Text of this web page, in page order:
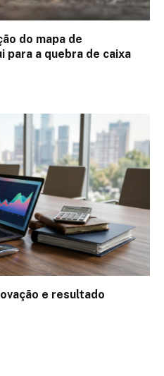
do mapa de
a quebra de caixa
e resultado